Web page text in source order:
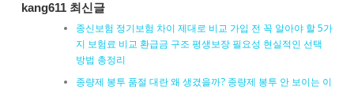
kang611 최신글
종신보험 정기보험 차이 제대로 비교 가입 전 꼭 알아야 할 5가
지 보험료 비교 환급금 구조 평생보장 필요성 현실적인 선택
방법 총정리
종량제 봉투 품절 대란 왜 생겼을까? 종량제 봉투 안 보이는 이